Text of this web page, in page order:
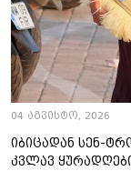
04 აგვისტო, 2026
იბიცადან სენ-
კვლავ